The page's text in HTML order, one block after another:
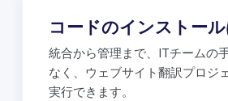
コードのインストー
統合から管理まで、ITチームの
なく、ウェブサイト翻訳プロジ
実行できます。